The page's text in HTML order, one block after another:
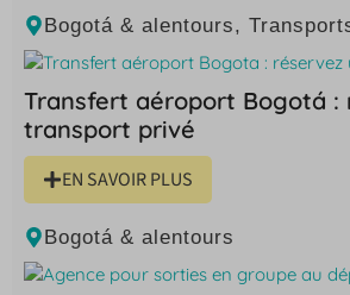
Bogotá & alentours,
Transfert aéroport Bogotá :
transport privé
EN SAVOIR PLUS
Bogotá & alentours